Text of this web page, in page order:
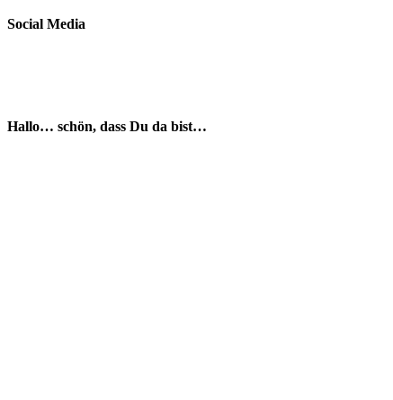
Social Media
Hallo… schön, dass Du da bist…